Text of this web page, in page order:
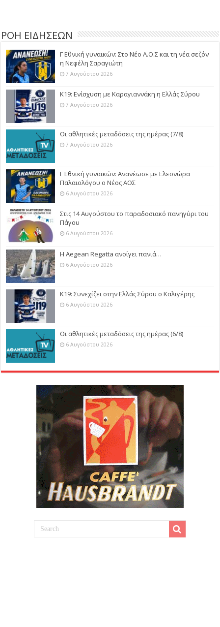
ΡΟΗ ΕΙΔΗΣΕΩΝ
Γ Εθνική γυναικών: Στο Νέο Α.Ο.Σ και τη νέα σεζόν
η Νεφέλη Σαραγιώτη
7 Αυγούστου 2026
Κ19: Ενίσχυση με Καραγιαννάκη η Ελλάς Σύρου
7 Αυγούστου 2026
Οι αθλητικές μεταδόσεις της ημέρας (7/8)
7 Αυγούστου 2026
Γ Εθνική γυναικών: Ανανέωσε με Ελεονώρα
Παλαιολόγου ο Νέος ΑΟΣ
6 Αυγούστου 2026
Στις 14 Αυγούστου το παραδοσιακό πανηγύρι του
Πάγου
6 Αυγούστου 2026
Η Aegean Regatta ανοίγει πανιά…
6 Αυγούστου 2026
Κ19: Συνεχίζει στην Ελλάς Σύρου ο Καλιγέρης
6 Αυγούστου 2026
Οι αθλητικές μεταδόσεις της ημέρας (6/8)
6 Αυγούστου 2026